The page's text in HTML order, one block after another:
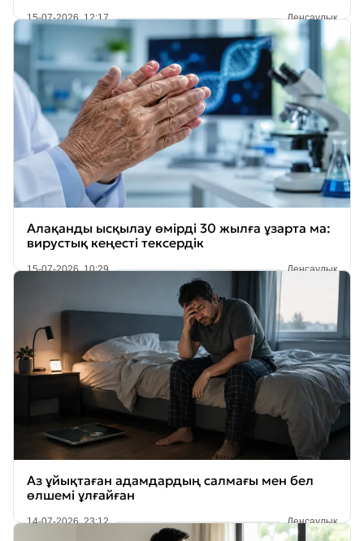
15-07-2026, 12:17 Денсаулық
Алақанды ысқылау өмірді 30 жылға ұзарта ма:
вирустық кеңесті тексердік
15-07-2026, 10:29 Денсаулық
Аз ұйықтаған адамдардың салмағы мен бел
өлшемі ұлғайған
14-07-2026, 23:12 Денсаулық